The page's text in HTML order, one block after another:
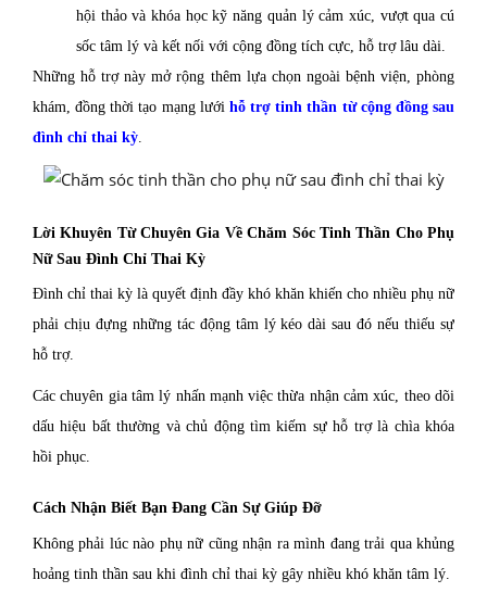
hội thảo và khóa học kỹ năng quản lý cảm xúc, vượt qua cú
sốc tâm lý và kết nối với cộng đồng tích cực, hỗ trợ lâu dài.
Những hỗ trợ này mở rộng thêm lựa chọn ngoài bệnh viện, phòng
khám, đồng thời tạo mạng lưới hỗ trợ tinh thần từ cộng đồng sau
đình chỉ thai kỳ
Lời Khuyên Từ Chuyên Gia Về Chăm Sóc Tinh Thần Cho Phụ
Nữ Sau Đình Chỉ Thai Kỳ
Đình chỉ thai kỳ là quyết định đầy khó khăn khiến cho nhiều phụ nữ
phải chịu đựng những tác động tâm lý kéo dài sau đó nếu thiếu sự
hỗ trợ.
Các chuyên gia tâm lý nhấn mạnh việc thừa nhận cảm xúc, theo dõi
dấu hiệu bất thường và chủ động tìm kiếm sự hỗ trợ là chìa khóa
hồi phục.
Cách Nhận Biết Bạn Đang Cần Sự Giúp Đỡ
Không phải lúc nào phụ nữ cũng nhận ra mình đang trải qua khủng
hoảng tinh thần sau khi đình chỉ thai kỳ gây nhiều khó khăn tâm lý.